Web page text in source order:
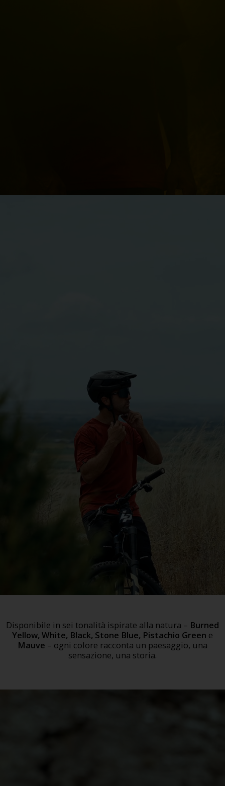
Disponibile in sei tonalità ispirate alla natura – Burned
Yellow, White, Black, Stone Blue, Pistachio Green e
Mauve – ogni colore racconta un paesaggio, una
sensazione, una storia.